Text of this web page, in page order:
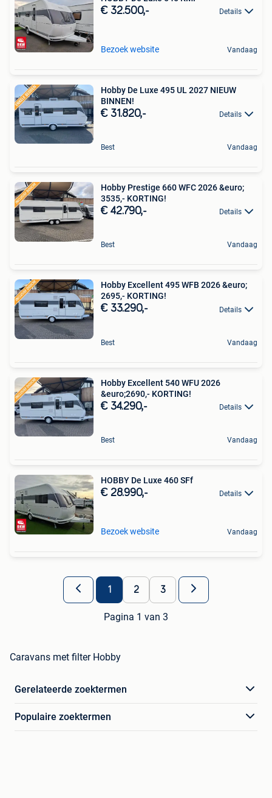
€ 32.500,- Details
Bezoek website Vandaag
Hobby De Luxe 495 UL 2027 NIEUW
BINNEN!
€ 31.820,- Details
Best Vandaag
Hobby Prestige 660 WFC 2026 &euro;
3535,- KORTING!
€ 42.790,- Details
Best Vandaag
Hobby Excellent 495 WFB 2026 &euro;
2695,- KORTING!
€ 33.290,- Details
Best Vandaag
Hobby Excellent 540 WFU 2026
&euro;2690,- KORTING!
€ 34.290,- Details
Best Vandaag
HOBBY De Luxe 460 SFf
€ 28.990,- Details
Bezoek website Vandaag
1 2 3
Pagina 1 van 3
Caravans met filter Hobby
Gerelateerde zoektermen
Populaire zoektermen